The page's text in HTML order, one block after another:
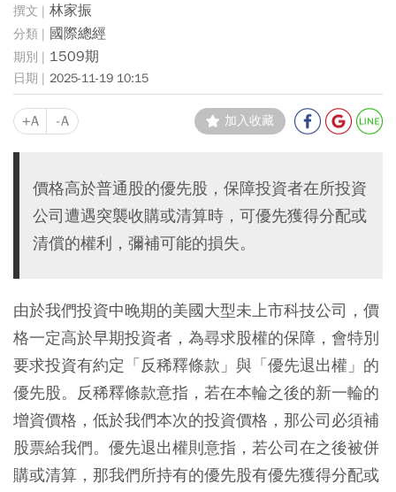
林家振
國際總經
1509期
2025-11-19 10:15
+A -A 加入收藏
價格高於普通股的優先股，保障投資者在所投資
公司遭遇突襲收購或清算時，可優先獲得分配或
清償的權利，彌補可能的損失。
由於我們投資中晚期的美國大型未上市科技公司，價
格一定高於早期投資者，為尋求股權的保障，會特別
要求投資有約定「反稀釋條款」與「優先退出權」的
優先股。反稀釋條款意指，若在本輪之後的新一輪的
增資價格，低於我們本次的投資價格，那公司必須補
股票給我們。優先退出權則意指，若公司在之後被併
購或清算，那我們所持有的優先股有優先獲得分配或